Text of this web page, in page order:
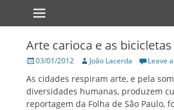
Primary Menu
Skip
Arte carioca e as bicicletas
Posted
03/01/2012 Author
João Lacerda Leave
As cidades respiram arte, e pela
diversidades humanas, produzem
reportagem da Folha de São Paulo,